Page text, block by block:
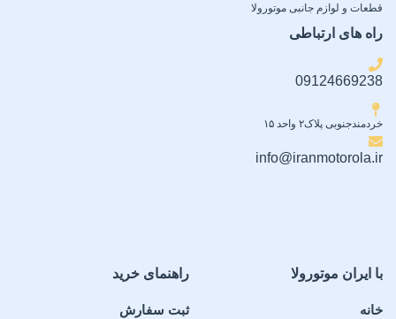
قطعات و لوازم جانبی موتورولا
راه های ارتباطی
09124669238
خردمندجنوبی پلاک۲ واحد ۱۵
info@iranmotorola.ir
با ایران موتورولا
خانه
راهنمای خرید
ثبت سفارش